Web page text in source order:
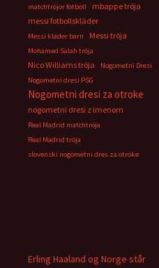
matchtröjor fotboll
mbappe tröja
messi fotbollskläder
Messi kläder barn Messi tröja
Mohamed Salah tröja
Nico Williams tröja
Nogometni Dresi
Nogometni dresi PSG
Nogometni dresi za otroke
nogometni dresi z imenom
Real Madrid matchtröja
Real Madrid tröja
slovenski nogometni dres za otroke
Erling Haaland og Norge står